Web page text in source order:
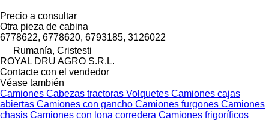
Precio a consultar
Otra pieza de cabina
6778622, 6778620, 6793185, 3126022
Rumanía, Cristesti
ROYAL DRU AGRO S.R.L.
Contacte con el vendedor
Véase también
Camiones Cabezas tractoras Volquetes Camiones cajas
abiertas Camiones con gancho Camiones furgones Camiones
chasis Camiones con lona corredera Camiones frigoríficos